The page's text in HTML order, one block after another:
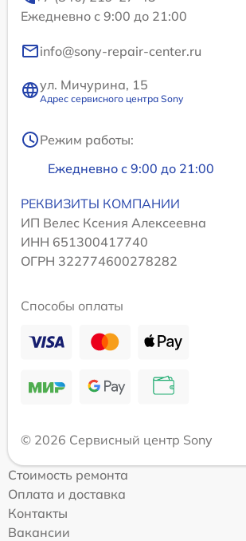
Ежедневно с 9:00 до 21:00
info@sony-repair-center.ru
ул. Мичурина, 15
Адрес сервисного центра Sony
Режим работы:
Ежедневно с 9:00 до 21:00
РЕКВИЗИТЫ КОМПАНИИ
ИП Велес Ксения Алексеевна
ИНН 651300417740
ОГРН 322774600278282
Способы оплаты
© 2026 Сервисный центр Sony
Стоимость ремонта
Оплата и доставка
Контакты
Вакансии